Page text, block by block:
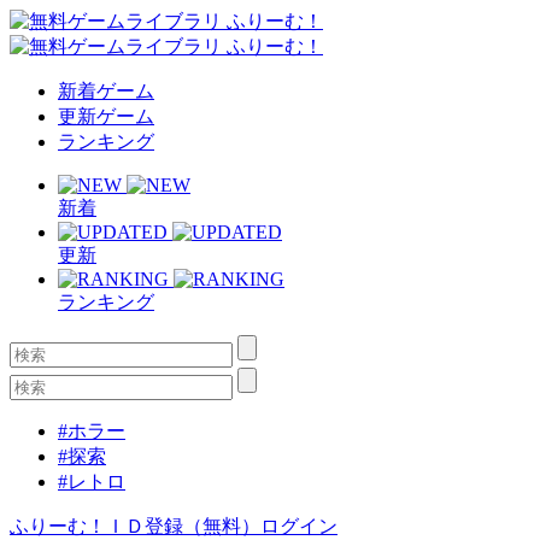
新着ゲーム
更新ゲーム
ランキング
新着
更新
ランキング
#ホラー
#探索
#レトロ
ふりーむ！ＩＤ登録（無料） ログイン